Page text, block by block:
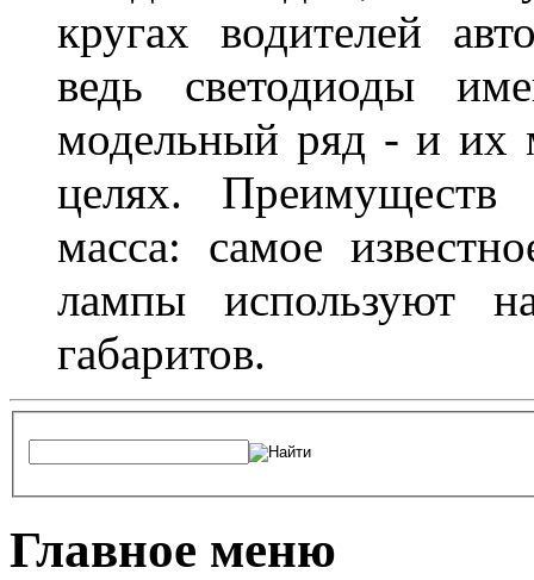
кругах водителей
ведь светодиоды
модельный ряд - и их
целях.
масса: самое
лампы используют
габаритов.
Главное меню